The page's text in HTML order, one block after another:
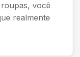
você
realmente